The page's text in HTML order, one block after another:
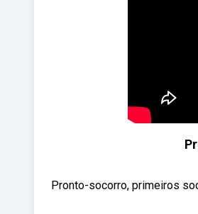
Pronto-socorro, primeiros